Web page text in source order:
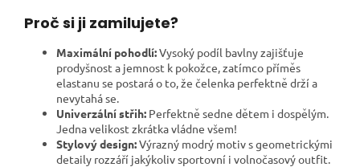
​Proč si ji zamilujete?
Maximální pohodlí:Vysoký podíl bavlny zajišťuje
prodyšnost a jemnost k pokožce, zatímco příměs
elastanu se postará o to, že čelenka perfektně drží a
nevytahá se.
Univerzální střih: Perfektně sedne dětem i dospělým.
Jedna velikost zkrátka vládne všem!
Stylový design:Výrazný modrý motiv s geometrickými
detaily rozzáří jakýkoliv sportovní i volnočasový outfit.